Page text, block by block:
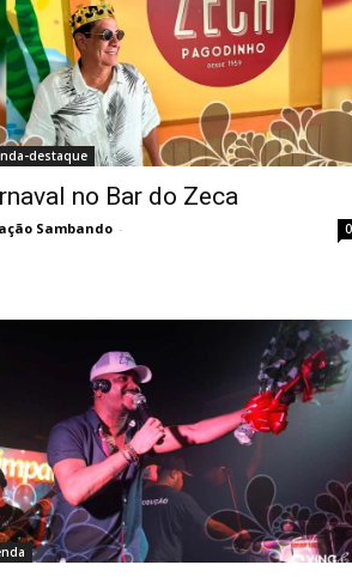
destaque
no Bar do Zeca
Sambando - 0